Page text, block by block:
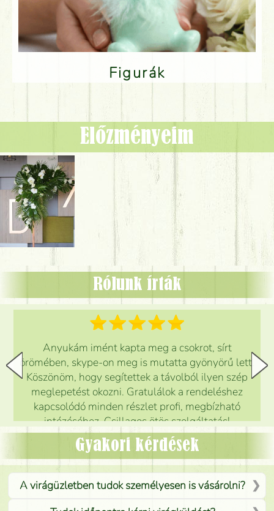
Figurák
Előzményeim
Rólunk írták
Anyukám imént kapta meg a csokrot, sírt
örömében, skype-on meg is mutatta gyönyörű lett.
Köszönöm, hogy segítettek a távolból ilyen szép
meglepetést okozni. Gratulálok a rendeléshez
kapcsolódó minden részlet profi, megbízható
intézéséhez. Csillagos ötös szolgáltatás!
Mónika
Gyakori kérdések
A virágüzletben tudok személyesen is vásárolni?